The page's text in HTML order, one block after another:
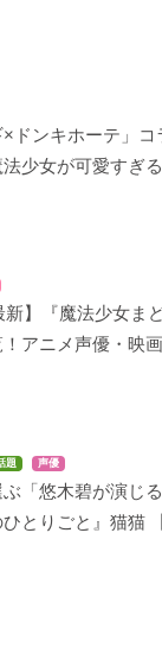
ドンキホーテ」
少女が可愛すぎる
新】『魔法少女ま
アニメ声優・映
題 声優
「悠木碧が演じ
とりごと』猫猫